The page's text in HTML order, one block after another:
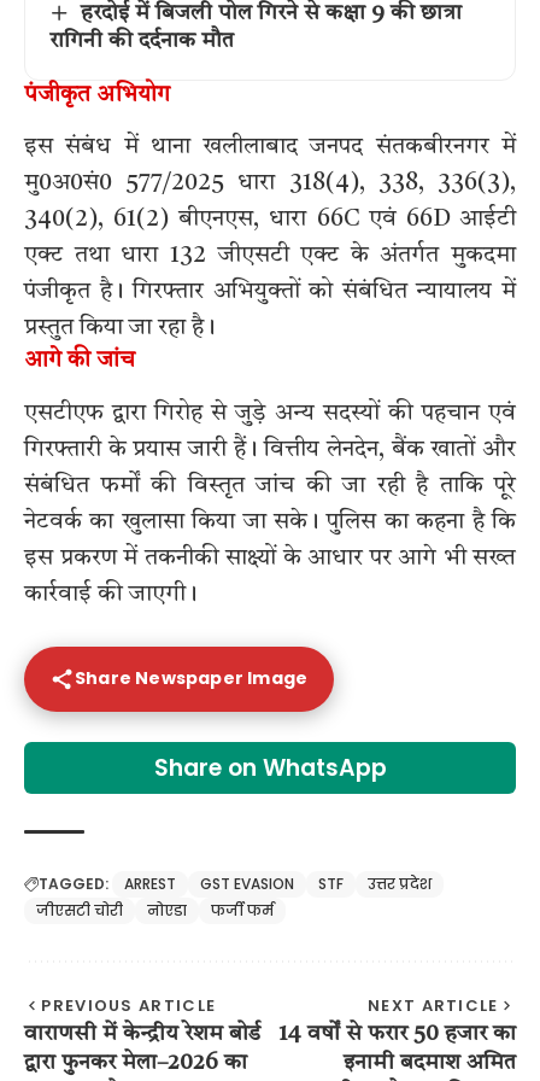
हरदोई में बिजली पोल गिरने से कक्षा 9 की छात्रा
रागिनी की दर्दनाक मौत
पंजीकृत अभियोग
इस संबंध में थाना खलीलाबाद जनपद संतकबीरनगर में
मु0अ0सं0 577/2025 धारा 318(4), 338, 336(3),
340(2), 61(2) बीएनएस, धारा 66C एवं 66D आईटी
एक्ट तथा धारा 132 जीएसटी एक्ट के अंतर्गत मुकदमा
पंजीकृत है। गिरफ्तार अभियुक्तों को संबंधित न्यायालय में
प्रस्तुत किया जा रहा है।
आगे की जांच
एसटीएफ द्वारा गिरोह से जुड़े अन्य सदस्यों की पहचान एवं
गिरफ्तारी के प्रयास जारी हैं। वित्तीय लेनदेन, बैंक खातों और
संबंधित फर्मों की विस्तृत जांच की जा रही है ताकि पूरे
नेटवर्क का खुलासा किया जा सके। पुलिस का कहना है कि
इस प्रकरण में तकनीकी साक्ष्यों के आधार पर आगे भी सख्त
कार्रवाई की जाएगी।
Share Newspaper Image
Share on WhatsApp
TAGGED: ARREST GST EVASION STF
उत्तर प्रदेश
जीएसटी चोरी
नोएडा फर्जी फर्म
PREVIOUS ARTICLE
वाराणसी में केन्द्रीय रेशम बोर्ड
द्वारा फुनकर मेला–2026 का
NEXT ARTICLE
14 वर्षों से फरार 50 हजार का
इनामी बदमाश अमित